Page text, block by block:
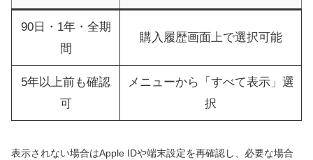
90日・1年・全期
間
購入履歴画面上で選択可能
5年以上前も確認
可
メニューから「すべて表示」選
択
表示されない場合はApple IDや端末設定を再確認し、必要な場合